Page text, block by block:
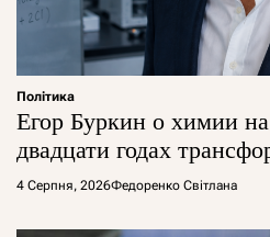
Політика
Егор Буркин о химии
двадцати годах
4 Серпня, 2026Федоренко Світлана